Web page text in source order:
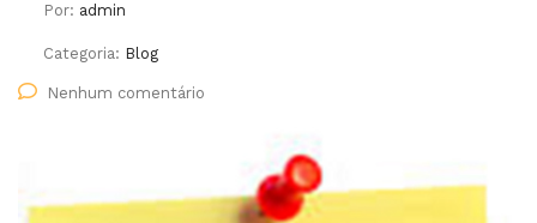
Por: admin
Categoria: Blog
Nenhum comentário